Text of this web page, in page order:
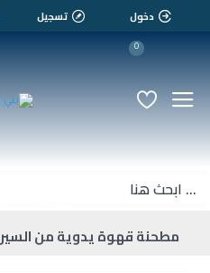
دخول تسجيل
0
مطحنة قهوة يدوية من